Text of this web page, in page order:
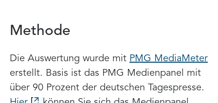
Methode
Die Auswertung wurde mit PMG MediaMeter
erstellt. Basis ist das PMG Medienpanel mit
über 90 Prozent der deutschen Tagespresse.